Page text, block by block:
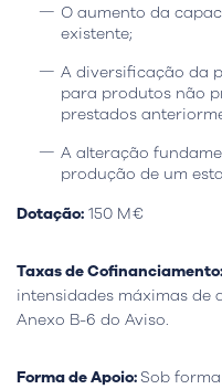
O aumento da
existente;
A diversificação da
para produtos não
prestados
A alteração
produção de um
Dotação: 150 M€
Taxas de Cofinanciamento:
intensidades máximas de
Anexo B-6 do Aviso.
Forma de Apoio: Sob